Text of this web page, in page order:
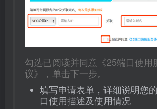
勾选已阅读并同意《25端口使用
议》，单击下一步。
填写申请表单，详细说明您
口使用描述及使用情况